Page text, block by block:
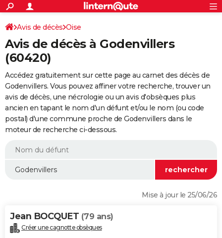
ACTUALITÉS
Politique
Société
Faits Divers
Education
Monde
Villes
+
SPORT
Coupe du monde 2026
Football
Tennis
Cyclisme
Rugby
Forum
FINANCE
Retraite
Impôts
Epargne
Immobilier
Risques naturels par ville
Banque
Assurance
Crédit
Essais
Réserver un essai
Citadines
Berlines
SUV
Forum auto
+
HIGH-TECH
Mobiles
Meilleur smartphone
Internet
Ordinateurs
Jeux vidéo
Guide high-tech
+BRICOLAGE
Forum
Aménagement intérieur
Extérieur
Cuisine
Salle de bains
Jardinage
Rangement
WEEK-END
Guides de France
Escapades
Patrimoine
Expositions
Musées
Week-end nature
LIFESTYLE
Alimentation
Guide de la santé
Maladies
Médicaments
Sommeil
VOYAGE
Destinations
City break
Voyage nature
Voyage de noces
Forum
Climat
+PHOTO
Avis de décès Oise
Avis de décès à Godenvillers
(60420)
Accédez gratuitement sur cette page au carnet des décès de
Godenvillers. Vous pouvez affiner votre recherche, trouver un
avis de décès, une nécrologie ou un avis d'obsèques plus
ancien en tapant le nom d'un défunt et/ou le nom (ou code
postal) d'une commune proche de Godenvillers dans le
moteur de recherche ci-dessous.
Mise à jour le 25/06/26
Jean BOCQUET (79 ans)
Créer une cagnotte obsèques